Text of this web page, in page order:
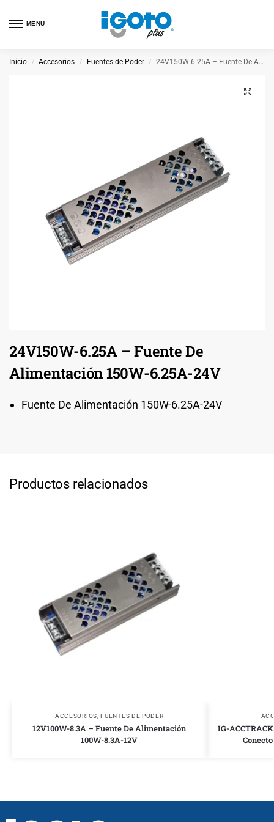
MENU
Inicio / Accesorios / Fuentes de Poder / 24V150W-6.25A – Fuente De Alimentación 150W-6.25A-24V
24V150W-6.25A – Fuente De
Alimentación 150W-6.25A-24V
Fuente De Alimentación 150W-6.25A-24V
Productos relacionados
ACCESORIOS ,FUENTES DE PODER
12V100W-8.3A – Fuente De Alimentación
100W-8.3A-12V
IG-